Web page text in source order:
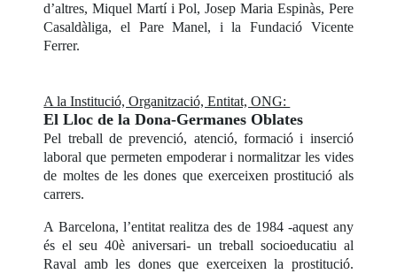
d’altres, Miquel Martí i Pol, Josep Maria Espinàs, Pere
Casaldàliga, el Pare Manel, i la Fundació Vicente
Ferrer.
A la Institució, Organització, Entitat, ONG:
El Lloc de la Dona-Germanes Oblates
Pel treball de prevenció, atenció, formació i inserció
laboral que permeten empoderar i normalitzar les vides
de moltes de les dones que exerceixen prostitució als
carrers.
A Barcelona, l’entitat realitza des de 1984 -aquest any
és el seu 40è aniversari- un treball socioeducatiu al
Raval amb les dones que exerceixen la prostitució.